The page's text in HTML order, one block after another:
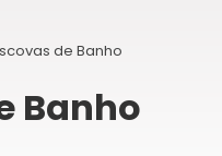
de Banho
Banho